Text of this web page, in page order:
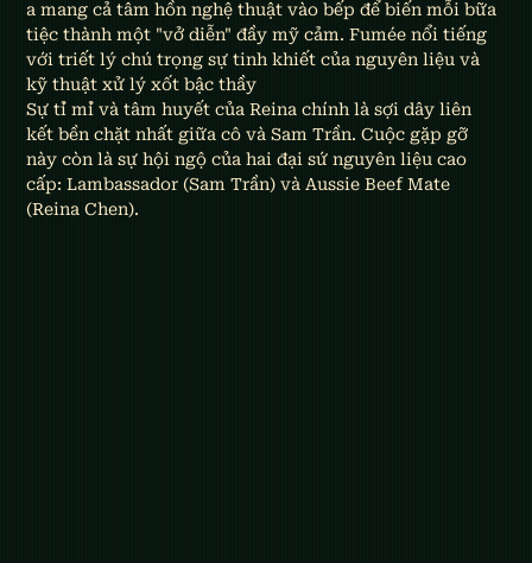
a mang cả tâm hồn nghệ thuật vào bếp để biến mỗi bữa
tiệc thành một "vở diễn" đầy mỹ cảm. Fumée nổi tiếng
với triết lý chú trọng sự tinh khiết của nguyên liệu và
kỹ thuật xử lý xốt bậc thầy
Sự tỉ mỉ và tâm huyết của Reina chính là sợi dây liên
kết bền chặt nhất giữa cô và Sam Trần. Cuộc gặp gỡ
này còn là sự hội ngộ của hai đại sứ nguyên liệu cao
cấp: Lambassador (Sam Trần) và Aussie Beef Mate
(Reina Chen).